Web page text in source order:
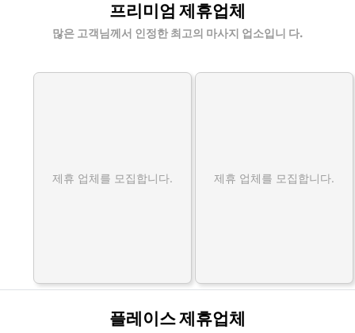
프리미엄 제휴업체
많은 고객님께서 인정한 최고의 마사지 업소입니 다.
제휴 업체를 모집합니다. 제휴 업체를 모집합니다.
플레이스 제휴업체